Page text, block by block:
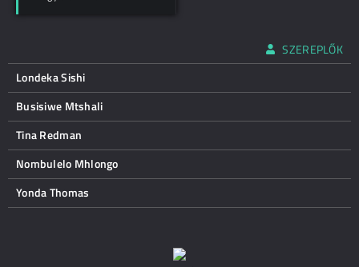
SZEREPLŐK
Londeka Sishi
Busisiwe Mtshali
Tina Redman
Nombulelo Mhlongo
Yonda Thomas